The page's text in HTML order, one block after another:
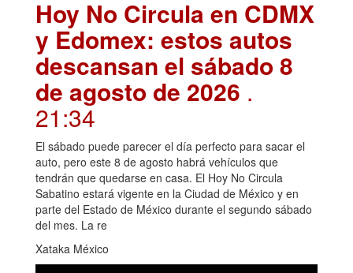
Hoy No Circula en CDMX
y Edomex: estos autos
descansan el sábado 8
de agosto de 2026 .
21:34
El sábado puede parecer el día perfecto para sacar el
auto, pero este 8 de agosto habrá vehículos que
tendrán que quedarse en casa. El Hoy No Circula
Sabatino estará vigente en la Ciudad de México y en
parte del Estado de México durante el segundo sábado
del mes. La re
Xataka México